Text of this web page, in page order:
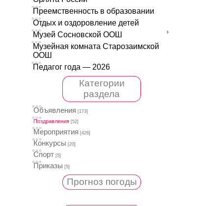
Преемственность в образовании
Отдых и оздоровление детей
Музей Сосновской ООШ
Музейная комната Старозаимской
ООШ
Педагог года — 2026
Категории
раздела
Объявления [173]
Поздравления [52]
Мероприятия [426]
Конкурсы [20]
Спорт [5]
Приказы [5]
Прогноз погоды